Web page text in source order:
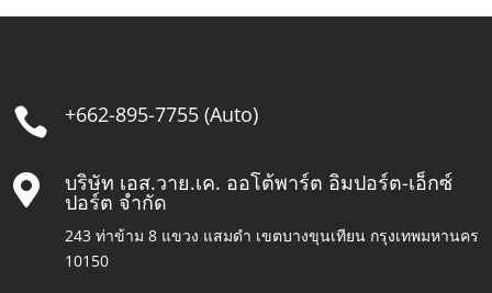
 +662-895-7755 (Auto)
 บริษัท เอส.วาย.เค. ออโต้พาร์ต อิมปอร์ต-เอ็กซ์
ปอร์ต จำกัด
243 ท่าข้าม 8 แขวง แสมดำ เขตบางขุนเทียน กรุงเทพมหานคร
10150